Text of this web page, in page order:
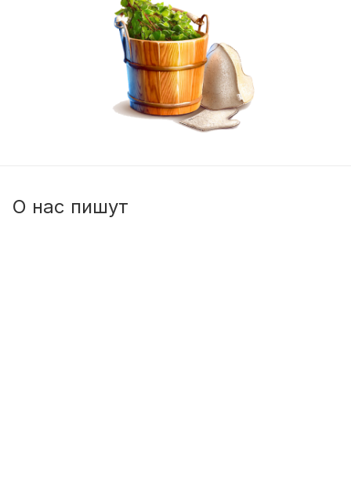
О нас пишут